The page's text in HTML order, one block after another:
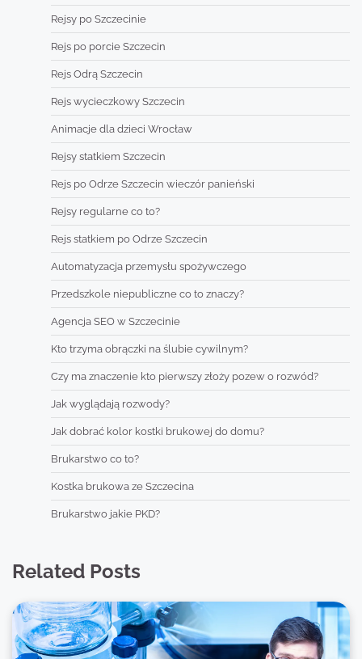
Rejsy po Szczecinie
Rejs po porcie Szczecin
Rejs Odrą Szczecin
Rejs wycieczkowy Szczecin
Animacje dla dzieci Wrocław
Rejsy statkiem Szczecin
Rejs po Odrze Szczecin wieczór panieński
Rejsy regularne co to?
Rejs statkiem po Odrze Szczecin
Automatyzacja przemysłu spożywczego
Przedszkole niepubliczne co to znaczy?
Agencja SEO w Szczecinie
Kto trzyma obrączki na ślubie cywilnym?
Czy ma znaczenie kto pierwszy złoży pozew o rozwód?
Jak wyglądają rozwody?
Jak dobrać kolor kostki brukowej do domu?
Brukarstwo co to?
Kostka brukowa ze Szczecina
Brukarstwo jakie PKD?
Related Posts